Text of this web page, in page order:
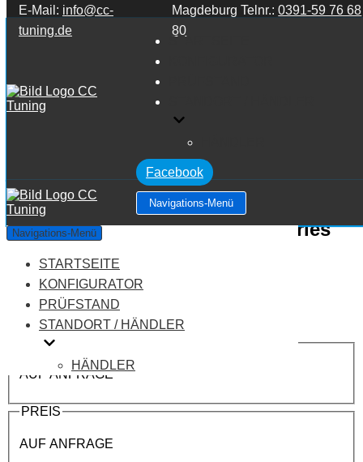
Zum Inhalt springen
E-Mail: info@cc-
tuning.de
Magdeburg Telnr.:0391-59 76 68
80
STARTSEITE
Facebook
Navigations-Menü
Navigations-Menü
STARTSEITE
KONFIGURATOR
PRÜFSTAND
STANDORT / HÄNDLER
HÄNDLER
BMW 2 Series F22/F45/F46 2 Series
235i
Leistung:326 PS
Drehmoment:450 NM
Motortyp:Benziner
PREIS
AUF ANFRAGE
PREIS
AUF ANFRAGE